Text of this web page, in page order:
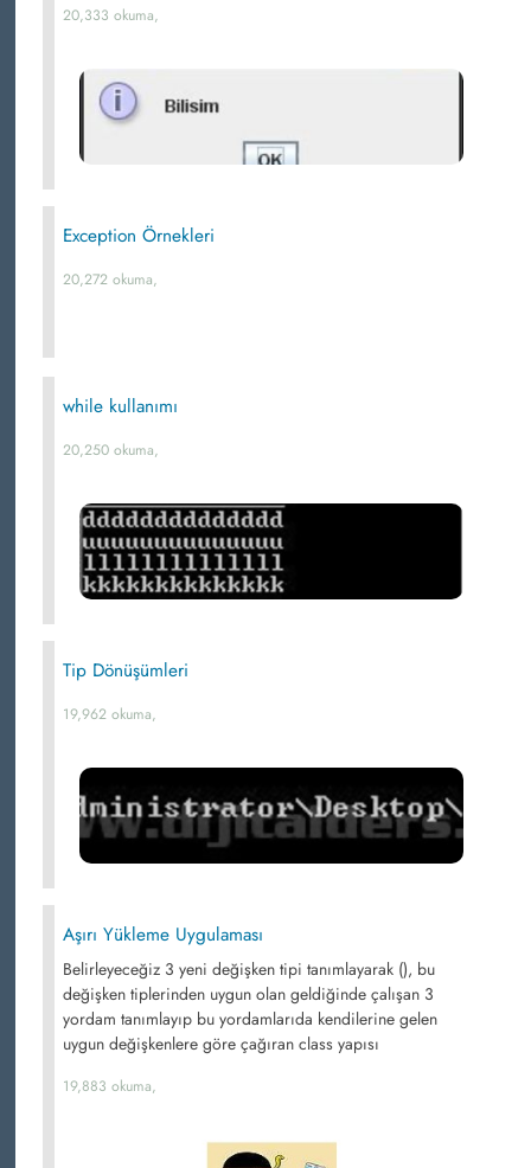
20,333 okuma,
Exception Örnekleri
20,272 okuma,
while kullanımı
20,250 okuma,
Tip Dönüşümleri
19,962 okuma,
Aşırı Yükleme Uygulaması
Belirleyeceğiz 3 yeni değişken tipi tanımlayarak (), bu
değişken tiplerinden uygun olan geldiğinde çalışan 3
yordam tanımlayıp bu yordamlarıda kendilerine gelen
uygun değişkenlere göre çağıran class yapısı
19,883 okuma,